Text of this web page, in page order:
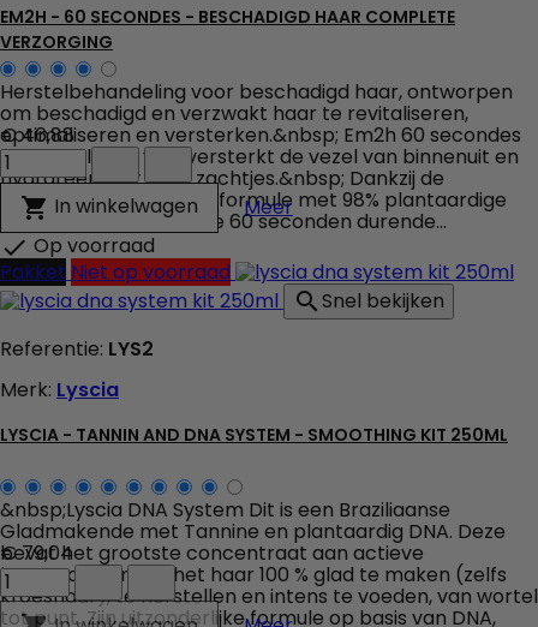
EM2H - 60 SECONDES - BESCHADIGD HAAR COMPLETE
VERZORGING
Herstelbehandeling voor beschadigd haar, ontworpen
om beschadigd en verzwakt haar te revitaliseren,
optimaliseren en versterken.&nbsp; Em2h 60 secondes
Smart Solution vult, versterkt de vezel van binnenuit en
hydrateert het haar zachtjes.&nbsp; Dankzij de
ultrageconcentreerde formule met 98% plantaardige
ingrediënten, omhult de 60 seconden durende...
€ 46,88
Em2h
-
60
secondes
-
Beschadigd
haar
complete
veld
 In winkelwagen Meer Em2h - 60 secondes -
 Op voorraad
Pakket Niet op voorraad
Snel bekijken
Referentie: LYS2
Merk: Lyscia
LYSCIA - TANNIN AND DNA SYSTEM - SMOOTHING KIT 250ML
&nbsp;Lyscia DNA System Dit is een Braziliaanse
Gladmakende met Tannine en plantaardig DNA. Deze
bevat het grootste concentraat aan actieve
bestanddelen om het haar 100 % glad te maken (zelfs
kroeshaar), te herstellen en intens te voeden, van wortel
tot punt. Zijn uitzonderlijke formule op basis van DNA,
€ 79,04
Lyscia
-
Tannin